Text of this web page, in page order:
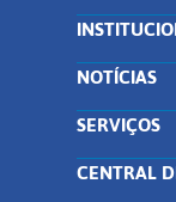
NOTÍCIAS
SERVIÇOS
CENTRAL